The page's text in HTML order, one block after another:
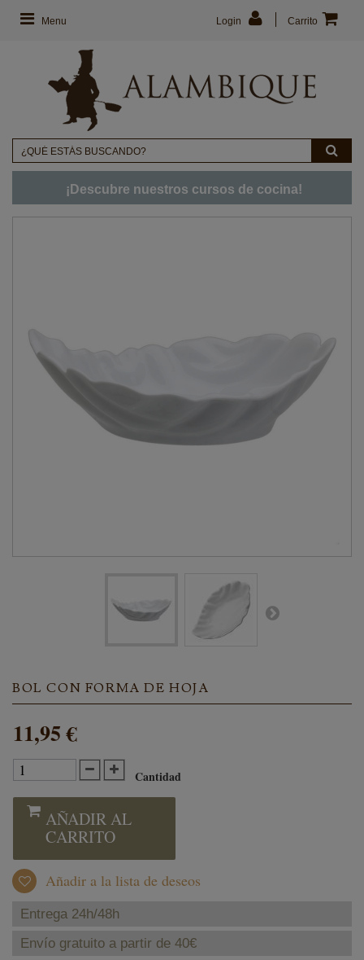
Menu Carrito
Login
¡Descubre nuestros cursos de cocina!
BOL CON FORMA DE HOJA
11,95 €
Cantidad
AÑADIR AL
CARRITO
Añadir a la lista de deseos
Entrega 24h/48h
Envío gratuito a partir de 40€